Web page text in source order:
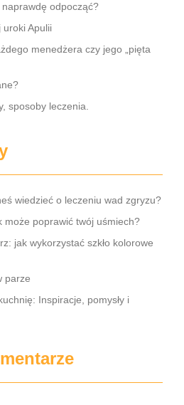
odpocząć?
uroki Apulii
menedżera czy jego „pięta
sposoby leczenia.
wiedzieć o leczeniu wad zgryzu?
może poprawić twój uśmiech?
jak wykorzystać szkło kolorowe
parze
Inspiracje, pomysły i